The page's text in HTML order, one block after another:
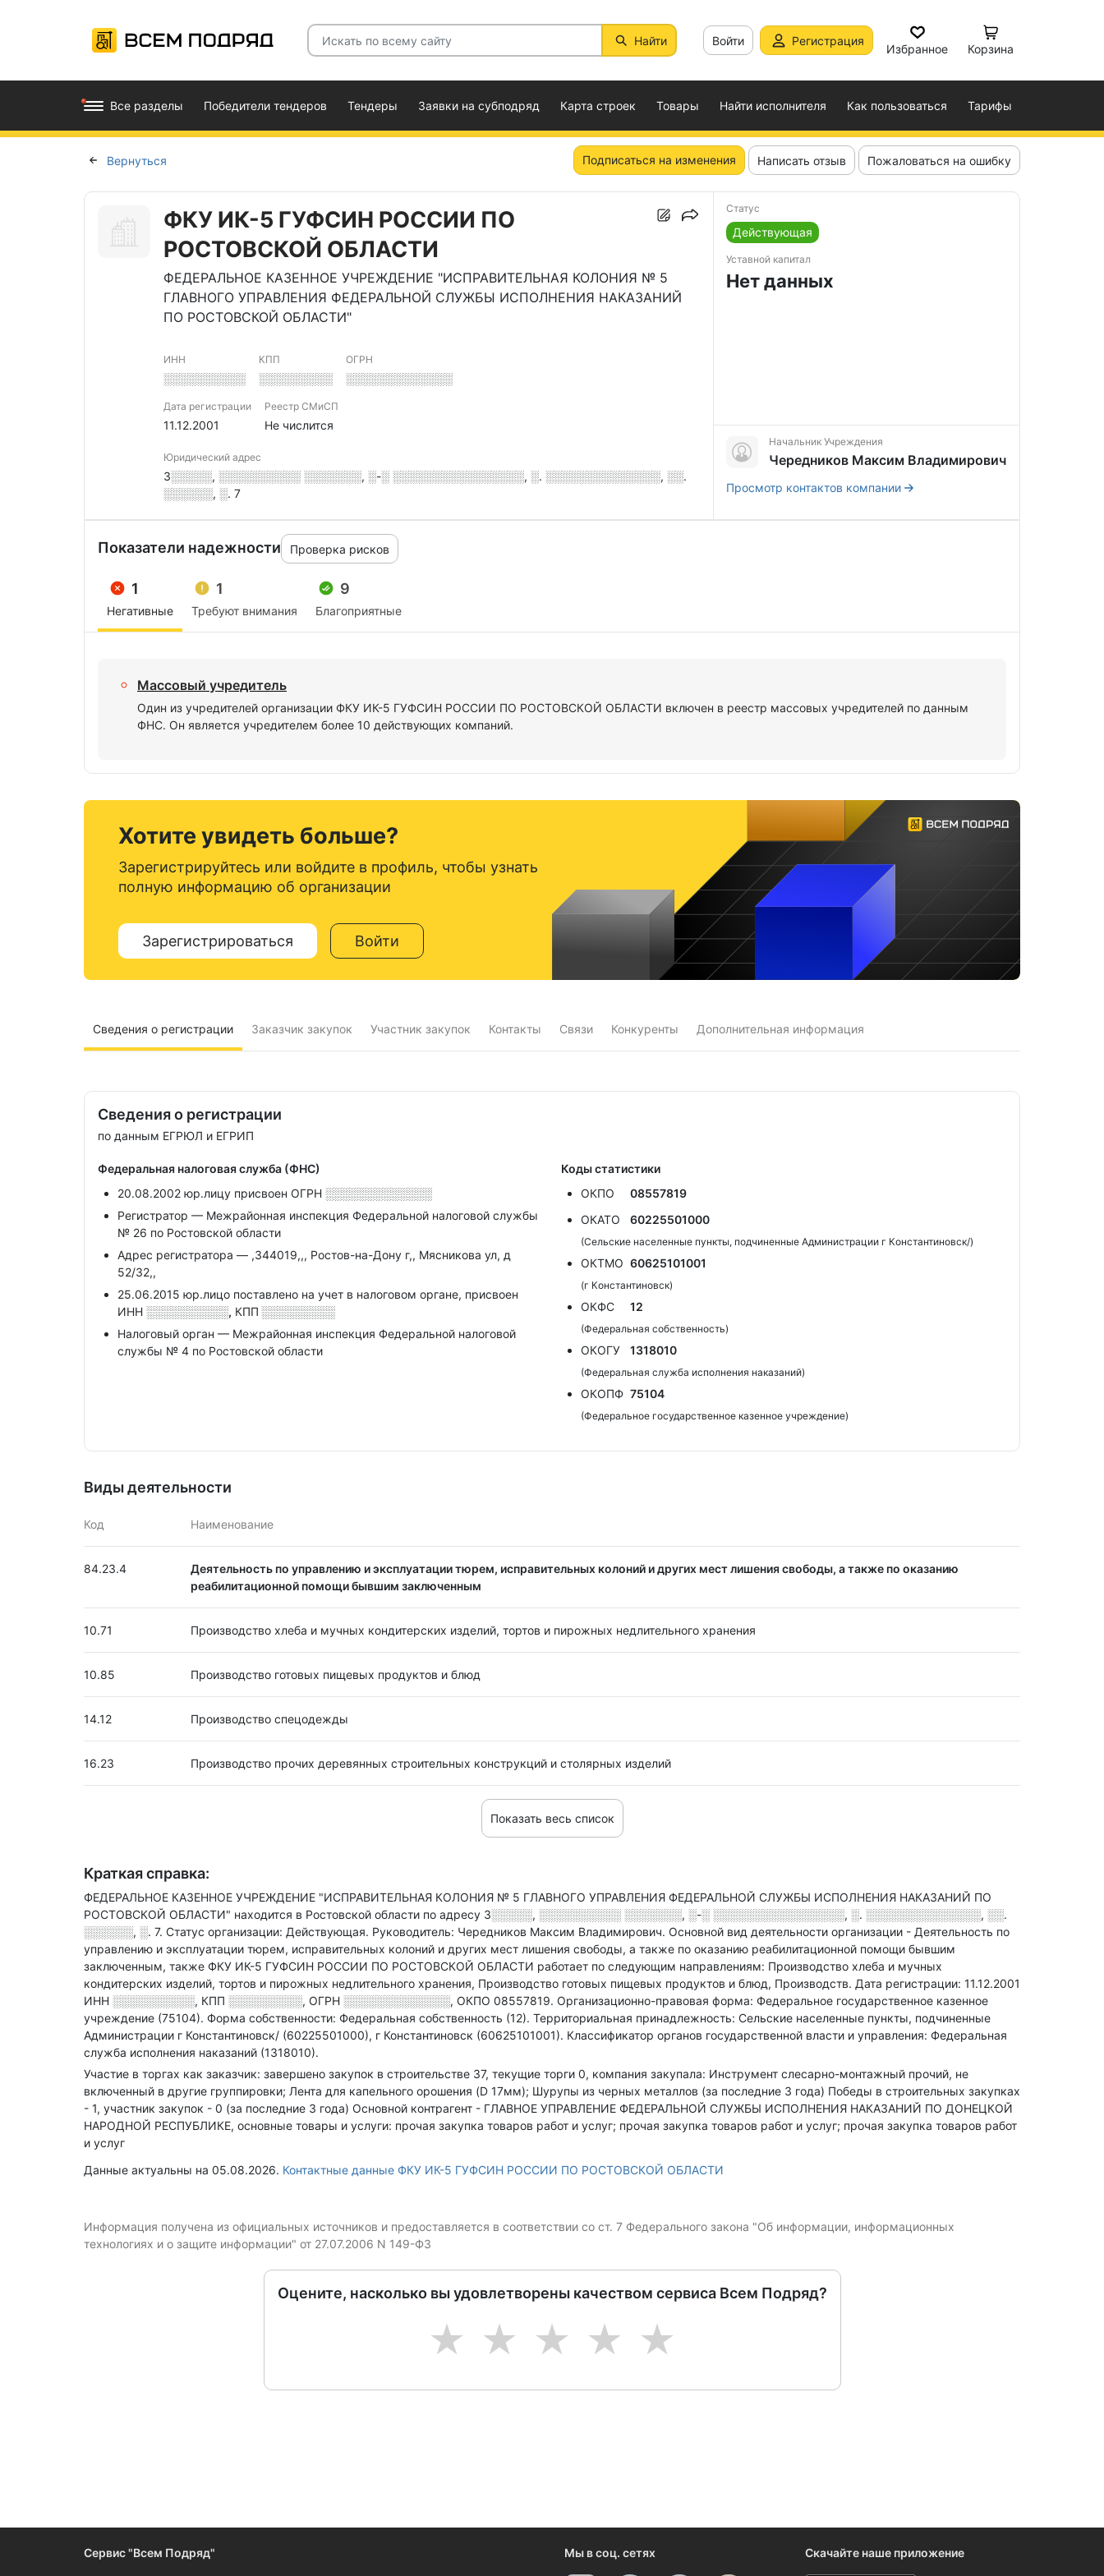
Найти Войти Регистрация
Избранное Корзина
Все разделы Победители тендеров Тендеры Заявки на субподряд Карта строек Товары Найти исполнителя Как пользоваться Тарифы
Вернуться Подписаться на изменения Написать отзыв Пожаловаться на ошибку
ФКУ ИК-5 ГУФСИН РОССИИ ПО
РОСТОВСКОЙ ОБЛАСТИ
ФЕДЕРАЛЬНОЕ КАЗЕННОЕ УЧРЕЖДЕНИЕ "ИСПРАВИТЕЛЬНАЯ КОЛОНИЯ № 5
ГЛАВНОГО УПРАВЛЕНИЯ ФЕДЕРАЛЬНОЙ СЛУЖБЫ ИСПОЛНЕНИЯ НАКАЗАНИЙ
ПО РОСТОВСКОЙ ОБЛАСТИ"
ИНН
░░░░░░░░░░
КПП
░░░░░░░░░
ОГРН
░░░░░░░░░░░░░
Дата регистрации
11.12.2001
Реестр СМиСП
Не числится
Юридический адрес
3░░░░░, ░░░░░░░░░░ ░░░░░░░, ░-░ ░░░░░░░░░░░░░░░░, ░. ░░░░░░░░░░░░░░, ░░.
░░░░░░, ░. 7
Статус
Действующая
Уставной капитал
Нет данных
Начальник Учреждения
Чередников Максим Владимирович
Просмотр контактов компании
Показатели надежности Проверка рисков
1
Негативные
1
Требуют внимания
9
Благоприятные
Массовый учредитель
Один из учредителей организации ФКУ ИК-5 ГУФСИН РОССИИ ПО РОСТОВСКОЙ ОБЛАСТИ включен в реестр массовых учредителей по данным
ФНС. Он является учредителем более 10 действующих компаний.
Хотите увидеть больше?
Зарегистрируйтесь или войдите в профиль, чтобы узнать
полную информацию об организации
Зарегистрироваться Войти
Сведения о регистрации Заказчик закупок Участник закупок Контакты Связи Конкуренты Дополнительная информация
Сведения о регистрации
по данным ЕГРЮЛ и ЕГРИП
Федеральная налоговая служба (ФНС)
20.08.2002 юр.лицу присвоен ОГРН ░░░░░░░░░░░░░
Регистратор — Межрайонная инспекция Федеральной налоговой службы
№ 26 по Ростовской области
Адрес регистратора — ,344019,,, Ростов-на-Дону г,, Мясникова ул, д
52/32,,
25.06.2015 юр.лицо поставлено на учет в налоговом органе, присвоен
ИНН ░░░░░░░░░░, КПП ░░░░░░░░░
Налоговый орган — Межрайонная инспекция Федеральной налоговой
службы № 4 по Ростовской области
Коды статистики
ОКПО
08557819
ОКАТО
60225501000
(Сельские населенные пункты, подчиненные Администрации г Константиновск/)
ОКТМО 60625101001
(г Константиновск)
ОКФС 12
(Федеральная собственность)
ОКОГУ 1318010
(Федеральная служба исполнения наказаний)
ОКОПФ 75104
(Федеральное государственное казенное учреждение)
Виды деятельности
Код Наименование
84.23.4
Деятельность по управлению и эксплуатации тюрем, исправительных колоний и других мест лишения свободы, а также по оказанию
реабилитационной помощи бывшим заключенным
10.71 Производство хлеба и мучных кондитерских изделий, тортов и пирожных недлительного хранения
10.85 Производство готовых пищевых продуктов и блюд
14.12 Производство спецодежды
16.23 Производство прочих деревянных строительных конструкций и столярных изделий
Показать весь список
Краткая справка:
ФЕДЕРАЛЬНОЕ КАЗЕННОЕ УЧРЕЖДЕНИЕ "ИСПРАВИТЕЛЬНАЯ КОЛОНИЯ № 5 ГЛАВНОГО УПРАВЛЕНИЯ ФЕДЕРАЛЬНОЙ СЛУЖБЫ ИСПОЛНЕНИЯ НАКАЗАНИЙ ПО
РОСТОВСКОЙ ОБЛАСТИ" находится в Ростовской области по адресу 3░░░░░, ░░░░░░░░░░ ░░░░░░░, ░-░ ░░░░░░░░░░░░░░░░, ░. ░░░░░░░░░░░░░░, ░░.
░░░░░░, ░. 7. Статус организации: Действующая. Руководитель: Чередников Максим Владимирович. Основной вид деятельности организации - Деятельность по
управлению и эксплуатации тюрем, исправительных колоний и других мест лишения свободы, а также по оказанию реабилитационной помощи бывшим
заключенным, также ФКУ ИК-5 ГУФСИН РОССИИ ПО РОСТОВСКОЙ ОБЛАСТИ работает по следующим направлениям: Производство хлеба и мучных
кондитерских изделий, тортов и пирожных недлительного хранения, Производство готовых пищевых продуктов и блюд, Производств. Дата регистрации: 11.12.2001
ИНН ░░░░░░░░░░, КПП ░░░░░░░░░, ОГРН ░░░░░░░░░░░░░, ОКПО 08557819. Организационно-правовая форма: Федеральное государственное казенное
учреждение (75104). Форма собственности: Федеральная собственность (12). Территориальная принадлежность: Сельские населенные пункты, подчиненные
Администрации г Константиновск/ (60225501000), г Константиновск (60625101001). Классификатор органов государственной власти и управления: Федеральная
служба исполнения наказаний (1318010).
Участие в торгах как заказчик: завершено закупок в строительстве 37, текущие торги 0, компания закупала: Инструмент слесарно-монтажный прочий, не
включенный в другие группировки; Лента для капельного орошения (D 17мм); Шурупы из черных металлов (за последние 3 года) Победы в строительных закупках
- 1, участник закупок - 0 (за последние 3 года) Основной контрагент - ГЛАВНОЕ УПРАВЛЕНИЕ ФЕДЕРАЛЬНОЙ СЛУЖБЫ ИСПОЛНЕНИЯ НАКАЗАНИЙ ПО ДОНЕЦКОЙ
НАРОДНОЙ РЕСПУБЛИКЕ, основные товары и услуги: прочая закупка товаров работ и услуг; прочая закупка товаров работ и услуг; прочая закупка товаров работ
и услуг
Данные актуальны на 05.08.2026. Контактные данные ФКУ ИК-5 ГУФСИН РОССИИ ПО РОСТОВСКОЙ ОБЛАСТИ
Информация получена из официальных источников и предоставляется в соответствии со ст. 7 Федерального закона "Об информации, информационных
технологиях и о защите информации" от 27.07.2006 N 149-ФЗ
Оцените, насколько вы удовлетворены качеством сервиса Всем Подряд?
5
4
3
2
1
Сервис "Всем Подряд" Мы в соц. сетях Скачайте наше приложение